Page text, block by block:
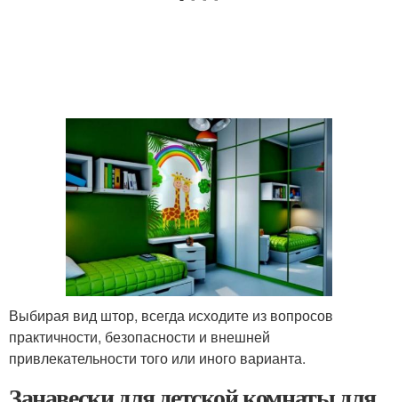
Выбирая вид штор, всегда исходите из вопросов
практичности, безопасности и внешней
привлекательности того или иного варианта.